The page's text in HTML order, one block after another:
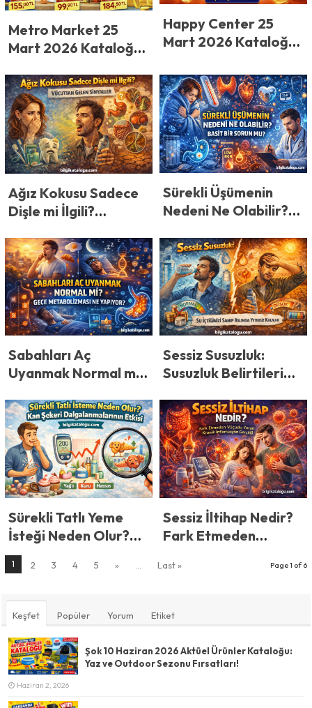
Metro Market 25
Mart 2026 Kataloğu
Bayram Ettirecek
Liste! Metro
Market’te Bu Hafta
Fiyatlar Tepetaklak!
Happy Center 25
Mart 2026 Kataloğu
Center’dan Dev
Kampanya! Ayçiçek
Yağı, Kahve,
Dondurma ve
Temizlik Ürünlerinde
Şaşırtan Fiyatlar
Ağız Kokusu Sadece
Dişle mi İlgili?
Sinyaller
Sürekli Üşümenin
Nedeni Ne Olabilir?
Sabahları Aç
Uyanmak Normal mi?
Ne Yapıyor?
Sessiz Susuzluk:
Susuzluk Belirtileri
Sanıp Aslında
Yetersiz Kalmak
Sürekli Tatlı Yeme
İsteği Neden Olur?
Kan Şekeri
Dalgalanmalarının
Sessiz İltihap Nedir?
Fark Etmeden
İnflamasyon Gerçeği
Page 1 of 6
1 2 3 4 5 » Last »
Keşfet Popüler Yorum Etiket
Şok 10 Haziran 2026 Aktüel Ürünler Kataloğu:
Yaz ve Outdoor Sezonu Fırsatları!
Haziran 2, 2026